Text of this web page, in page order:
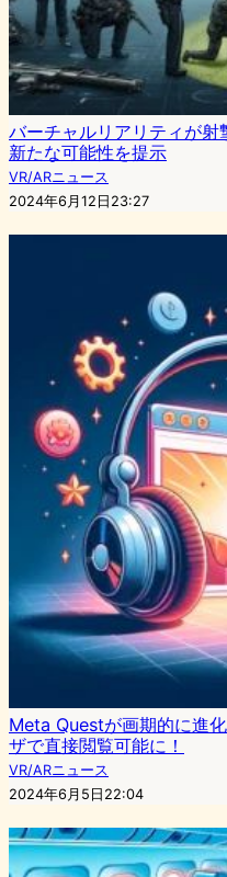
バーチャルリアリティが射
新たな可能性を提示
VR/ARニュース
2024年6月12日23:27
Meta Questが画期的に進
ザで直接閲覧可能に！
VR/ARニュース
2024年6月5日22:04